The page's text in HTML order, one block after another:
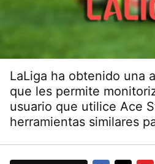
LaLiga ha obtenido una
que les permite
usuario que utilice Ace
herramientas similares